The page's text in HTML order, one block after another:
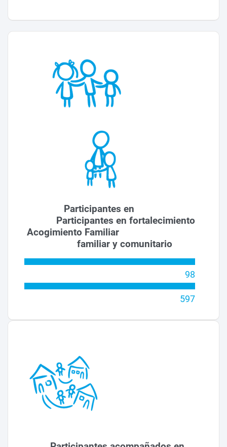
Participantes en
Participantes en fortalecimiento
Acogimiento Familiar
familiar y comunitario
98
597